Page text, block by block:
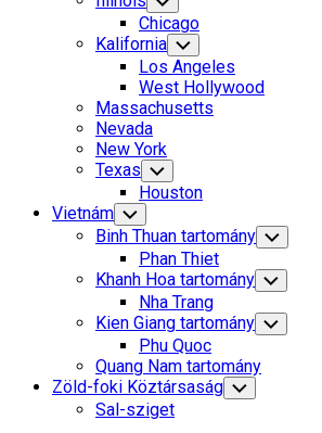
Child
Menu
Chicago
Kalifornia Toggle
Child
Menu
Los Angeles
West Hollywood
Massachusetts
Nevada
New York
Texas Toggle
Child
Menu
Houston
Vietnám Toggle
Child
Menu
Binh Thuan tartomány Toggle
Child
Menu
Phan Thiet
Khanh Hoa tartomány Toggle
Child
Menu
Nha Trang
Kien Giang tartomány Toggle
Child
Phu Quoc
Quang Nam tartomány
Zöld-foki Köztársaság Toggle
Child
Sal-sziget